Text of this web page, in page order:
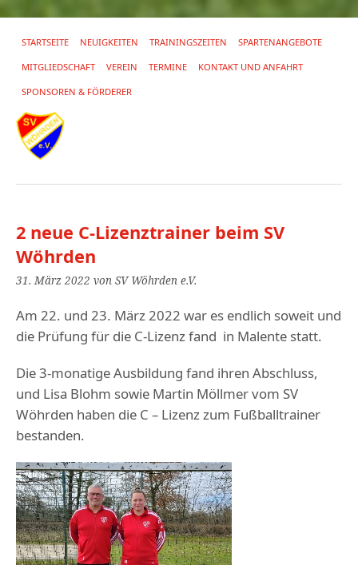
STARTSEITE NEUIGKEITEN TRAININGSZEITEN SPARTENANGEBOTE
MITGLIEDSCHAFT VEREIN TERMINE KONTAKT UND ANFAHRT
SPONSOREN & FÖRDERER
2 neue C-Lizenztrainer beim SV
Wöhrden
31. März 2022 von SV Wöhrden e.V.
Am 22. und 23. März 2022 war es endlich soweit und
die Prüfung für die C-Lizenz fand in Malente statt.
Die 3-monatige Ausbildung fand ihren Abschluss,
und Lisa Blohm sowie Martin Möllmer vom SV
Wöhrden haben die C – Lizenz zum Fußballtrainer
bestanden.